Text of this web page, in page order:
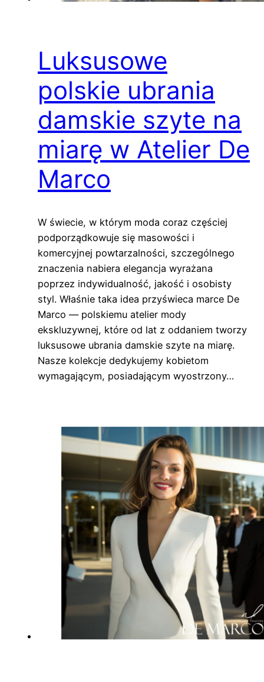
Luksusowe
polskie ubrania
damskie szyte na
miarę w Atelier De
Marco
W świecie, w którym moda coraz częściej
podporządkowuje się masowości i
komercyjnej powtarzalności, szczególnego
znaczenia nabiera elegancja wyrażana
poprzez indywidualność, jakość i osobisty
styl. Właśnie taka idea przyświeca marce De
Marco — polskiemu atelier mody
ekskluzywnej, które od lat z oddaniem tworzy
luksusowe ubrania damskie szyte na miarę.
Nasze kolekcje dedykujemy kobietom
wymagającym, posiadającym wyostrzony…